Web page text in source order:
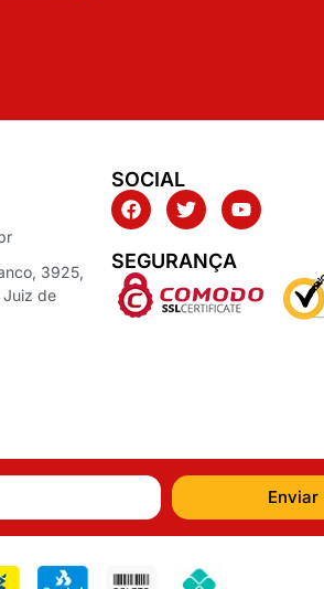
3925,
Juiz de
SOCIAL
SEGURANÇA
Enviar